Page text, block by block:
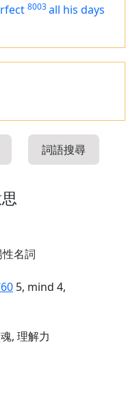
8003all his days
詞語搜尋
名詞
5, mind 4,
, 理解力